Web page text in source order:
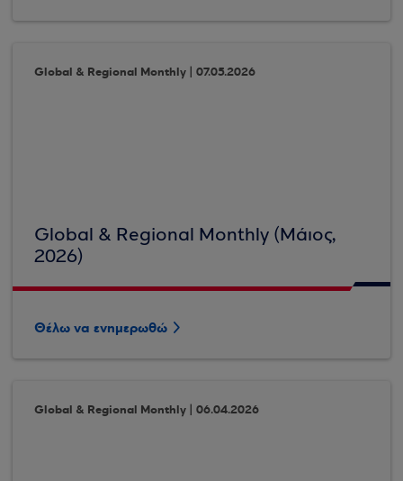
Global & Regional Monthly | 07.05.2026
Global & Regional Monthly (Μάιος,
2026)
Θέλω να ενημερωθώ
Global & Regional Monthly | 06.04.2026